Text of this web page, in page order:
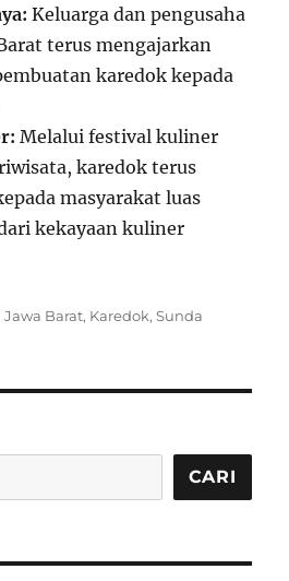
Keluarga dan pengusaha
terus mengajarkan
karedok kepada
Melalui festival kuliner
karedok terus
masyarakat luas
kekayaan kuliner
Tags
Jawa Barat, Karedok,Sunda
CARI